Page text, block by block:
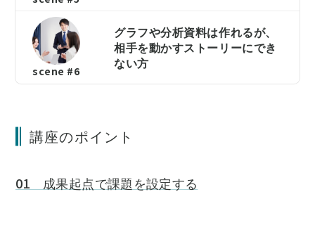
scene #6
グラフや分析資料は作れるが、
相手を動かすストーリーにでき
ない方
講座のポイント
01 成果起点で課題を設定する